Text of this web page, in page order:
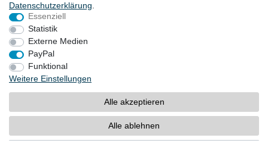
STANDORTE
Widerrufsrecht
Datenschutzerklärung
Barrierefreiheitserklärung
© Copyright 2026 | Alle Rechte vorbehalten.
Daten­schutz­erklärung
Essenziell
Statistik
Externe Medien
PayPal
Funktional
Weitere Einstellungen
Alle akzeptieren
Alle ablehnen